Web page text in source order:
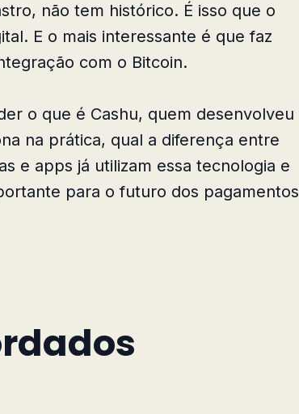
não tem histórico. É isso que o
E o mais interessante é que faz
com o Bitcoin.
o que é Cashu, quem desenvolveu
na prática, qual a diferença entre
e apps já utilizam essa tecnologia e
para o futuro dos pagamentos